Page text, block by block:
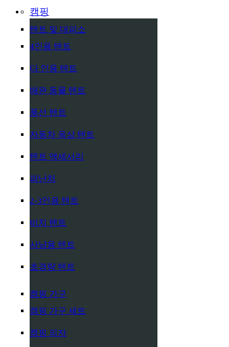
캠핑
텐트 및 대피소
4인용 텐트
다 인용 텐트
애완 동물 텐트
풍선 텐트
자동차 옥상 텐트
텐트 액세서리
피난처
2-3인용 텐트
비치 텐트
사냥용 텐트
초경량 텐트
캠핑 가구
캠핑 가구 세트
캠핑 의자